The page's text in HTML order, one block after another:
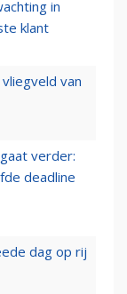
in
klant
van
verder:
deadline
dag op rij